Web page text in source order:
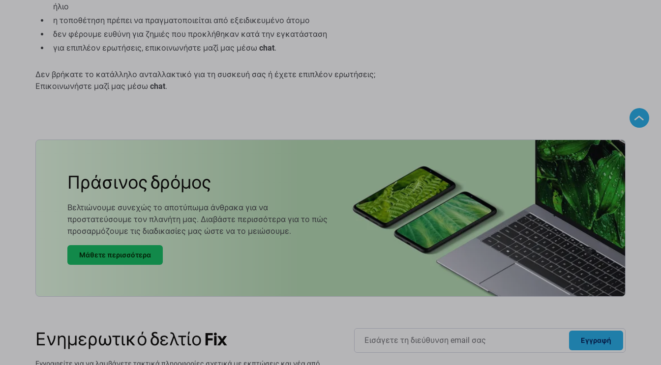
ήλιο
η τοποθέτηση πρέπει να πραγματοποιείται από εξειδικευμένο άτομο
δεν φέρουμε ευθύνη για ζημιές που προκλήθηκαν κατά την εγκατάσταση
για επιπλέον ερωτήσεις, επικοινωνήστε μαζί μας μέσω chat.
Δεν βρήκατε το κατάλληλο ανταλλακτικό για τη συσκευή σας ή έχετε επιπλέον ερωτήσεις;
Επικοινωνήστε μαζί μας μέσω chat.
Πράσινος δρόμος
Βελτιώνουμε συνεχώς το αποτύπωμα άνθρακα για να
προστατεύσουμε τον πλανήτη μας. Διαβάστε περισσότερα για το πώς
προσαρμόζουμε τις διαδικασίες μας ώστε να το μειώσουμε.
Μάθετε περισσότερα
Ενημερωτικό δελτίο Fix Εγγραφή